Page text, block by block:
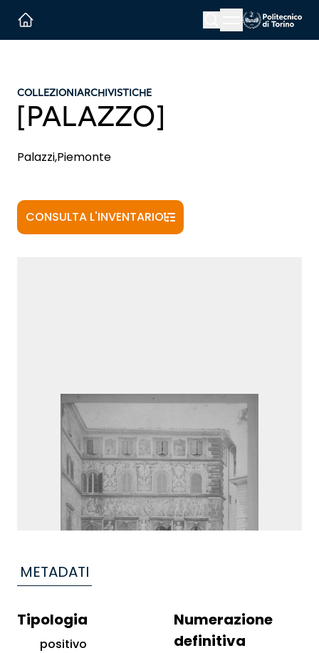
Menu button
COLLEZIONIARCHIVISTICHE
[PALAZZO]
Palazzi,Piemonte
CONSULTA L'INVENTARIO
METADATI
Tipologia
positivo
Numerazione
definitiva